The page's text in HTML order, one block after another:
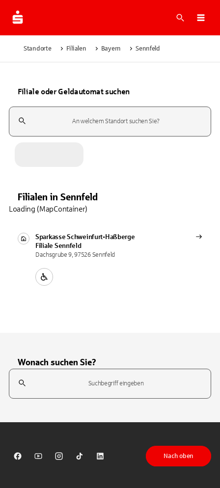
Suche
Standorte Filialen Bayern Sennfeld
Filiale oder Geldautomat suchen
Suchfeld
Filialen in Sennfeld
Sparkasse Schweinfurt-Haßberge
Filiale Sennfeld
Dachsgrube 9, 97526 Sennfeld
Loading (MapContainer)
Wonach suchen Sie?
Suchfeld
Sparkasse auf Facebook
Sparkasse auf Youtube
Sparkasse auf Instagram
Sparkasse auf TikTok
Sparkasse auf LinkedIn
Nach oben